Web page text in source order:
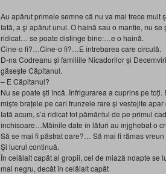
Au apărut primele semne că nu va mai trece mult
Iată, a şi apărut unul. O haină sau o mantie, nu
ridicat… se poate distinge bine:…e o haină.
Cine-o fi?…Cine-o fi?…E întrebarea care circulă.
D-na Codreanu şi familiile Nicadorilor şi
găseşte Căpitanul.
– E Căpitanul?
Nu se poate şti încă. Înfrigurarea a cuprins pe
mişte braţele pe cari frunzele rare şi vestejite apar
Iată acum, s’a ridicat tot pământul de pe primul
închisoare…Mâinile date în lături au înjghebat o
Să se mai fi păstrat oare?… Să mai fi rămas
Şi lucrul continuă.
În celălalt capăt al gropii, cel de miază noapte se
mai negru, decât în celălalt capăt